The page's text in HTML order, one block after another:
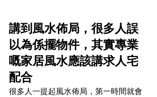
講到風水佈局，很多人誤
以為係擺物件，其實專業
嘅家居風水應該講求人宅
配合
很多人一提起風水佈局，第一時間就會